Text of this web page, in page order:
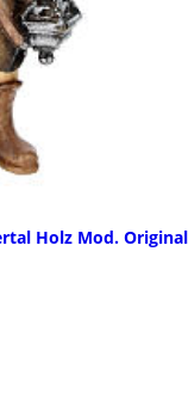
Holz Mod. Original